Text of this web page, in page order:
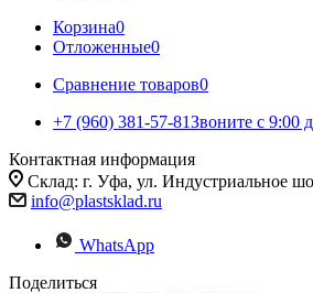
Корзина0
Отложенные0
Сравнение товаров0
+7 (960) 381-57-81Звоните с 9:00
Контактная информация
Склад: г. Уфа, ул. Индустриальное
info@plastsklad.ru
WhatsApp
Поделиться